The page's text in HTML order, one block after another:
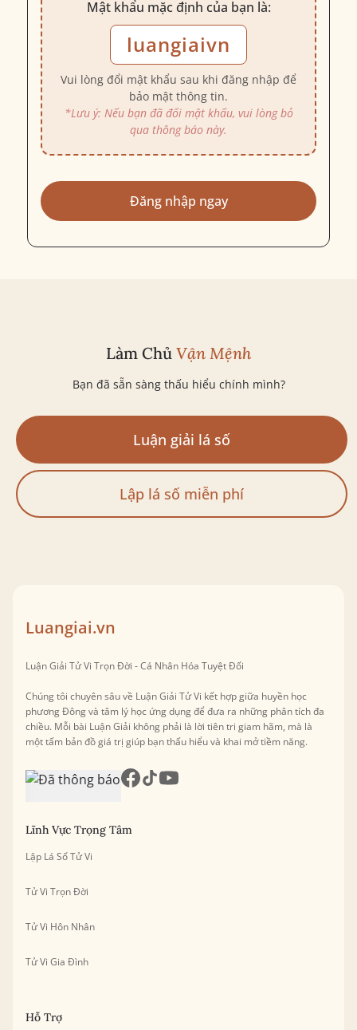
Mật khẩu mặc định của bạn là:
luangiaivn
Vui lòng đổi mật khẩu sau khi đăng nhập để
bảo mật thông tin.
*Lưu ý: Nếu bạn đã đổi mật khẩu, vui lòng bỏ
qua thông báo này.
Đăng nhập ngay
Làm Chủ Vận Mệnh
Bạn đã sẵn sàng thấu hiểu chính mình?
Luận giải lá số
Lập lá số miễn phí
Luangiai.vn
Luận Giải Tử Vi Trọn Đời - Cá Nhân Hóa Tuyệt Đối
Chúng tôi chuyên sâu về Luận Giải Tử Vi kết hợp giữa huyền học
phương Đông và tâm lý học ứng dụng để đưa ra những phân tích đa
chiều. Mỗi bài Luận Giải không phải là lời tiên tri giam hãm, mà là
một tấm bản đồ giá trị giúp bạn thấu hiểu và khai mở tiềm năng.
Lĩnh Vực Trọng Tâm
Lập Lá Số Tử Vi
Tử Vi Trọn Đời
Tử Vi Hôn Nhân
Tử Vi Gia Đình
Hỗ Trợ